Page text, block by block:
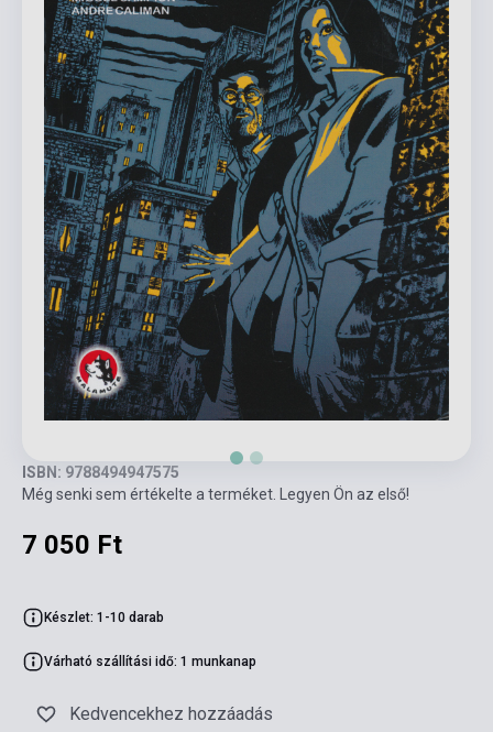
ISBN: 9788494947575
Még senki sem értékelte a terméket. Legyen Ön az első!
7 050 Ft
Készlet: 1-10 darab
Várható szállítási idő: 1 munkanap
Kedvencekhez hozzáadás